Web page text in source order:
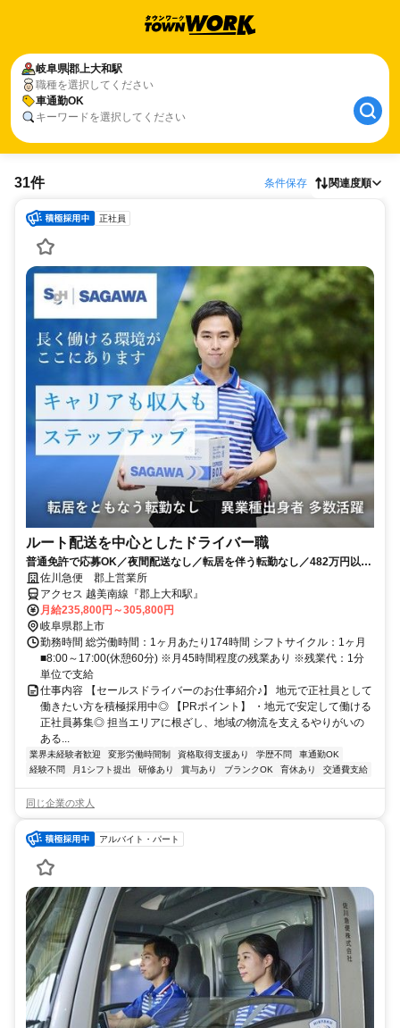
岐阜県郡上大和駅
職種を選択してください
車通勤OK
キーワードを選択してください
31件 条件保存 関連度順
正社員
ルート配送を中心としたドライバー職
普通免許で応募OK／夜間配送なし／転居を伴う転勤なし／482万円以上
も可能！
佐川急便 郡上営業所
アクセス 越美南線『郡上大和駅』
月給235,800円～305,800円
岐阜県郡上市
勤務時間 総労働時間：1ヶ月あたり174時間 シフトサイクル：1ヶ月
■8:00～17:00(休憩60分) ※月45時間程度の残業あり ※残業代：1分
単位で支給
仕事内容 【セールスドライバーのお仕事紹介♪】 地元で正社員として
働きたい方を積極採用中◎ 【PRポイント】 ・地元で安定して働ける
正社員募集◎ 担当エリアに根ざし、地域の物流を支えるやりがいの
ある...
業界未経験者歓迎 変形労働時間制 資格取得支援あり 学歴不問
車通勤OK
経験不問
月1シフト提出 研修あり 賞与あり ブランクOK 育休あり 交通費支給
同じ企業の求人
アルバイト・パート